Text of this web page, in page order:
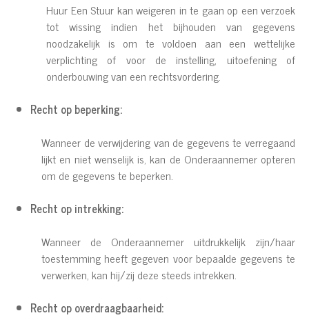
Huur Een Stuur kan weigeren in te gaan op een verzoek
tot wissing indien het bijhouden van gegevens
noodzakelijk is om te voldoen aan een wettelijke
verplichting of voor de instelling, uitoefening of
onderbouwing van een rechtsvordering.
Recht op beperking:
Wanneer de verwijdering van de gegevens te verregaand
lijkt en niet wenselijk is, kan de Onderaannemer opteren
om de gegevens te beperken.
Recht op intrekking:
Wanneer de Onderaannemer uitdrukkelijk zijn/haar
toestemming heeft gegeven voor bepaalde gegevens te
verwerken, kan hij/zij deze steeds intrekken.
Recht op overdraagbaarheid: